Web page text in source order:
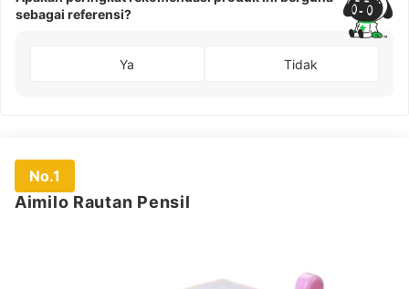
sebagai referensi?
Ya Tidak
No.1
Aimilo Rautan Pensil